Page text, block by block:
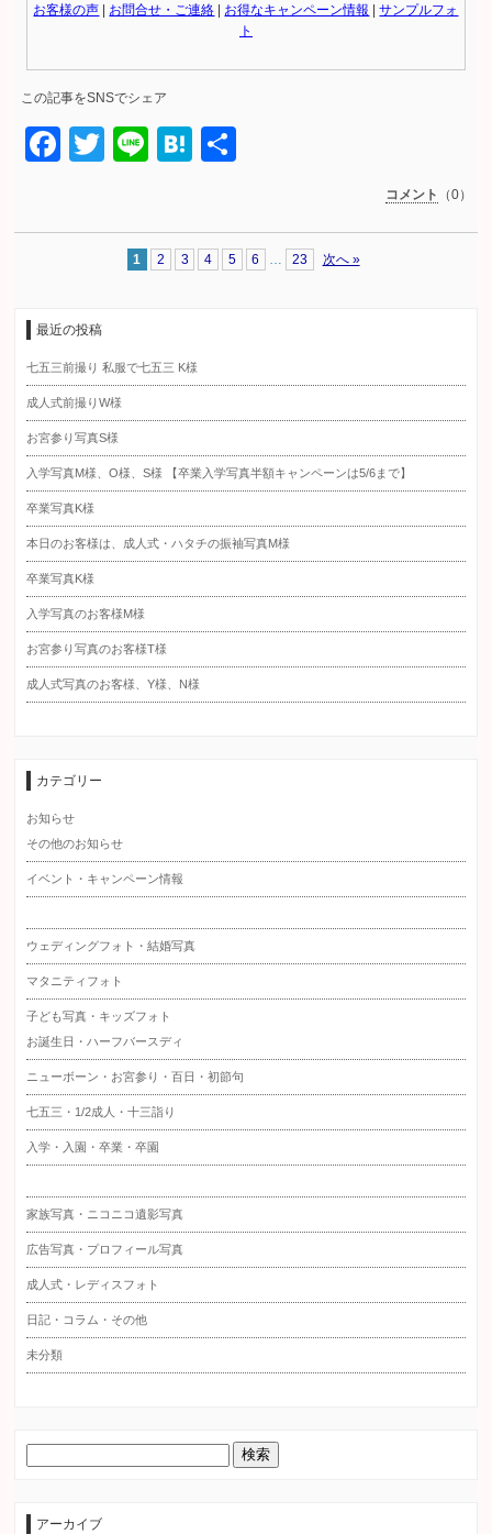
お客様の声 お問合せ・ご連絡 お得なキャンペーン情報 |サンプルフォ
ト
この記事をSNSでシェア
Facebook
Twitter
LineHatena
コメント （0）
1 2 3 4 5 6 … 23 次へ »
最近の投稿
七五三前撮り 私服で七五三 K様
成人式前撮りW様
お宮参り写真S様
入学写真M様、O様、S様 【卒業入学写真半額キャンペーンは5/6まで】
卒業写真K様
本日のお客様は、成人式・ハタチの振袖写真M様
卒業写真K様
入学写真のお客様M様
お宮参り写真のお客様T様
成人式写真のお客様、Y様、N様
カテゴリー
お知らせ
その他のお知らせ
イベント・キャンペーン情報
ウェディングフォト・結婚写真
マタニティフォト
子ども写真・キッズフォト
お誕生日・ハーフバースディ
ニューボーン・お宮参り・百日・初節句
七五三・1/2成人・十三詣り
入学・入園・卒業・卒園
家族写真・ニコニコ遺影写真
広告写真・プロフィール写真
成人式・レディスフォト
日記・コラム・その他
未分類
アーカイブ